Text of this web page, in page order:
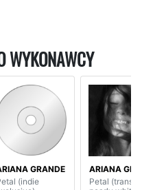
WYKONAWCY
GRANDE
(indie
ARIANA GRANDE
Petal (translucent